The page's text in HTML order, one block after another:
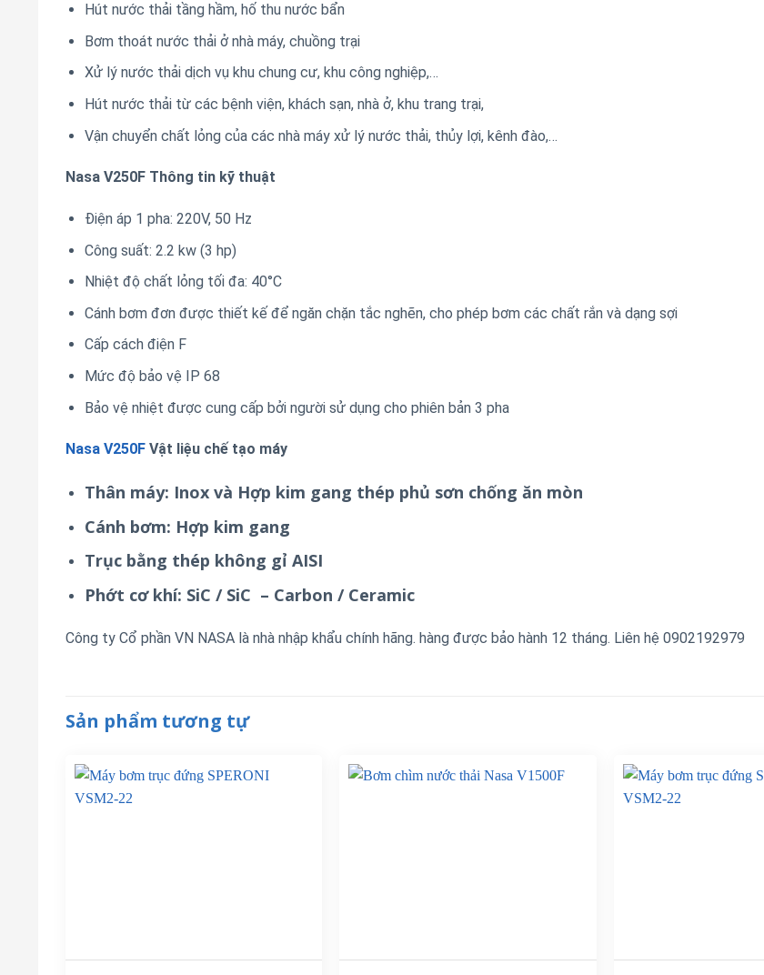
Hút nước thải tầng hầm, hố thu nước bẩn
Bơm thoát nước thải ở nhà máy, chuồng trại
Xử lý nước thải dịch vụ khu chung cư, khu công nghiệp,…
Hút nước thải từ các bệnh viện, khách sạn, nhà ở, khu trang trại,
Vận chuyển chất lỏng của các nhà máy xử lý nước thải, thủy lợi, kênh đào,…
Nasa V250F Thông tin kỹ thuật
Điện áp 1 pha: 220V, 50 Hz
Công suất: 2.2 kw (3 hp)
Nhiệt độ chất lỏng tối đa: 40°C
Cánh bơm đơn được thiết kế để ngăn chặn tắc nghẽn, cho phép bơm các chất rắn và dạng sợi
Cấp cách điện F
Mức độ bảo vệ IP 68
Bảo vệ nhiệt được cung cấp bởi người sử dụng cho phiên bản 3 pha
Nasa V250F Vật liệu chế tạo máy
Thân máy: Inox và Hợp kim gang thép phủ sơn chống ăn mòn
Cánh bơm: Hợp kim gang
Trục bằng thép không gỉ AISI
Phớt cơ khí: SiC / SiC – Carbon / Ceramic
Công ty Cổ phần VN NASA là nhà nhập khẩu chính hãng. hàng được bảo hành 12 tháng. Liên hệ 0902192979
Sản phẩm tương tự